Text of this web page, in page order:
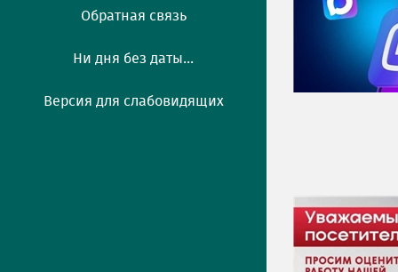
Обратная связь
Ни дня без даты...
Версия для слабовидящих